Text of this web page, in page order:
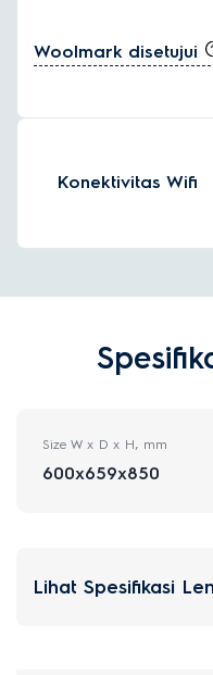
Woolmark disetujui
Konektivitas Wifi
Size W x D x H, mm
600x659x850
Lihat Spesifikasi